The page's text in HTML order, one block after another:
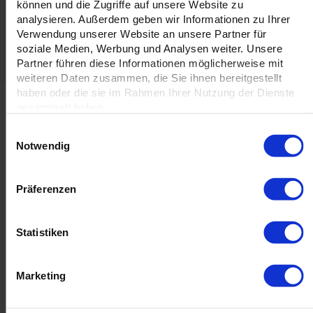
können und die Zugriffe auf unsere Website zu
analysieren. Außerdem geben wir Informationen zu Ihrer
Verwendung unserer Website an unsere Partner für
soziale Medien, Werbung und Analysen weiter. Unsere
Partner führen diese Informationen möglicherweise mit
weiteren Daten zusammen, die Sie ihnen bereitgestellt
haben oder die sie im Rahmen Ihrer Nutzung der Dienste
Notwendig
Präferenzen
Statistiken
Marketing
ClimatePartner
und genießen Sie exklusive
Vorteile!
Hochwertige Werbebanner für jeden Bedarf: PVC-
Banner, Bauzaunbanner, Öko-Banner und Stoffbanner
Sie suchen nach einem individuell bedruckten Banner für Ihr
Unternehmen oder Ihre Veranstaltung? Bei uns finden Sie
Öko-Bannernund
– perfekt für Außenwerbung,
Dank ihrer robusten und wetterfesten Eigenschaften bieten
sie eine langlebige Lösung für Ihre Werbebotschaften. Ob Sie